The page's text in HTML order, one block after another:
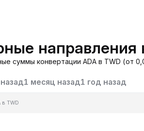
направления
суммы конвертации ADA в TWD (от
1 месяц назад1 год назад
в TWD